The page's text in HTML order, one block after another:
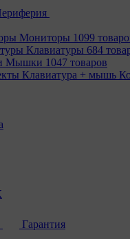
Мониторы 1099
Клавиатуры 684
Мышки 1047 товаров
Гарантия